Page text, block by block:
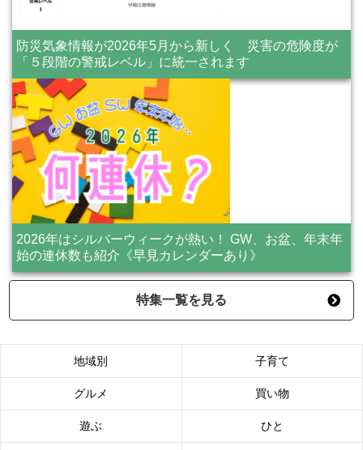
防災気象情報が2026年5月から新しく 災害の危険度が
「５段階の警戒レベル」に統一されます
2026年はシルバーウィークが熱い！ GW、お盆、年末年
始の連休数も紹介《早見カレンダーあり》
特集一覧を見る
地域別 子育て
グルメ 買い物
遊ぶ ひと